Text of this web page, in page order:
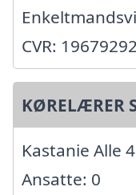
CVR: 19679292
KØRELÆRER
Kastanie Alle
Ansatte: 0